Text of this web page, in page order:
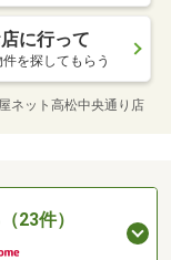
に行って
を探してもらう
ネット高松中央通り店
23件）